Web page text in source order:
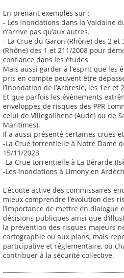
En prenant exemples sur :
- Les inondations dans la Valdaine
n’arrive pas qu’aux autres.
- La Crue du Garon (Rhône) des 2
(Rhône) des 1 et 211/2008 pour
confiance dans les études
Mais aussi garder à l’esprit que les
pris en compte peuvent être
l’inondation de l’Arbresle, les 1er et
Et que parfois les évènements
enveloppes de risques des PPR
celui de Villegailhenc (Aude) ou de
Maritimes).
Il a aussi présenté certaines crues
-La Crue torrentielle à Notre Dame
15/11/2023
-La Crue torrentielle à La Bérarde
-Les Inondations à Limony en
L’écoute active des commissaires
mieux comprendre l’évolution des
l’importance de mettre en dialogue
décisions publiques ainsi que
la prévention des risques majeurs
cartographie ou aux plans, mais
participative et réglementaire, où
contribuer à la sécurité collective.